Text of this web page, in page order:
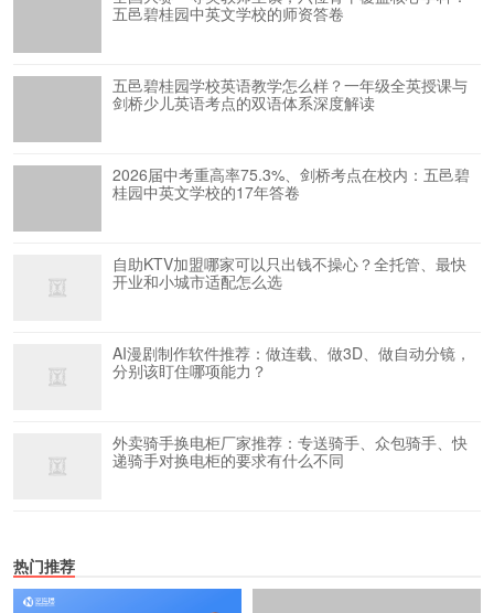
五邑碧桂园中英文学校的师资答卷
五邑碧桂园学校英语教学怎么样？一年级全英授课与
剑桥少儿英语考点的双语体系深度解读
2026届中考重高率75.3%、剑桥考点在校内：五邑碧
桂园中英文学校的17年答卷
自助KTV加盟哪家可以只出钱不操心？全托管、最快
开业和小城市适配怎么选
AI漫剧制作软件推荐：做连载、做3D、做自动分镜，
分别该盯住哪项能力？
外卖骑手换电柜厂家推荐：专送骑手、众包骑手、快
递骑手对换电柜的要求有什么不同
热门推荐